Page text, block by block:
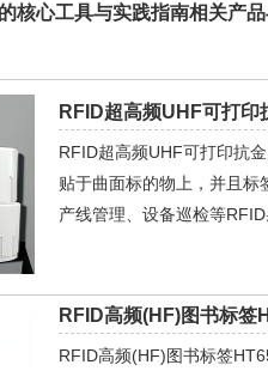
核心工具与实践指南相关产
RFID超高频UHF可打印
RFID超高频UHF可打印抗
贴于曲面标的物上，并且
产线管理、设备巡检等
RFID高频(HF)图书标签
RFID高频(HF)图书标签